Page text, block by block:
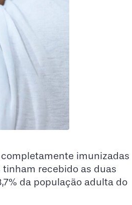
imunizadas
recebido as duas
da população adulta do